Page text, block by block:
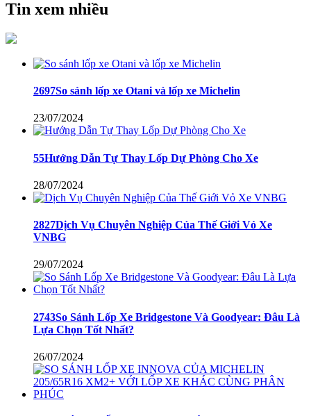
Tin xem nhiều
2697So sánh lốp xe Otani và lốp xe Michelin
23/07/2024
55Hướng Dẫn Tự Thay Lốp Dự Phòng Cho Xe
28/07/2024
2827Dịch Vụ Chuyên Nghiệp Của Thế Giới Vỏ Xe
VNBG
29/07/2024
2743So Sánh Lốp Xe Bridgestone Và Goodyear: Đâu Là
Lựa Chọn Tốt Nhất?
26/07/2024